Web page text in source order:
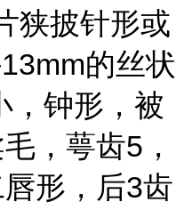
狭披针形或
的丝状
，钟形，被
，萼齿5，
形，后3齿